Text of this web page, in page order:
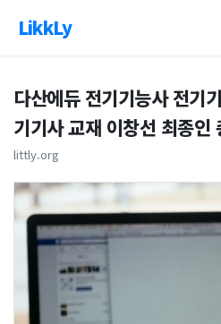
LikkLy
다산에듀 전기기능사 전기
기기사 교재 이창선 최종인
littly.org